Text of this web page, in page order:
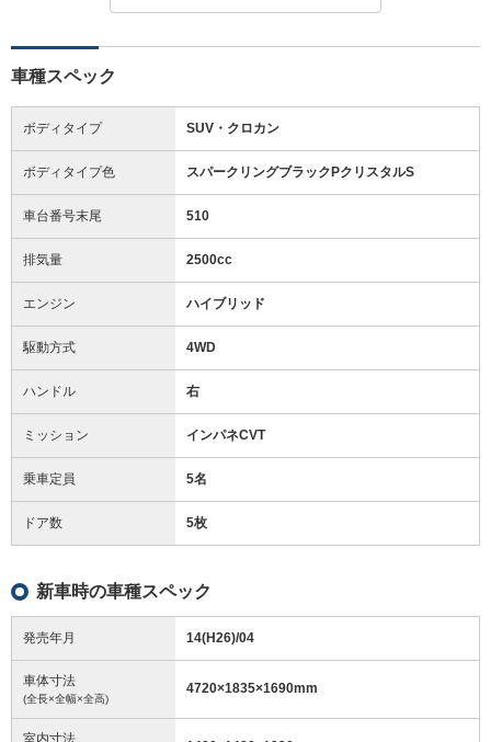
車種スペック
ボディタイプ SUV・クロカン
ボディタイプ色 スパークリングブラックPクリスタルS
車台番号末尾 510
排気量 2500cc
エンジン ハイブリッド
駆動方式 4WD
ハンドル 右
ミッション インパネCVT
乗車定員 5名
ドア数 5枚
新車時の車種スペック
発売年月 14(H26)/04
車体寸法
(全長×全幅×全高)
4720×1835×1690mm
室内寸法